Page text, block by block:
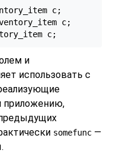
c;
c;
c;
и
использовать с
приложению,
somefunc —